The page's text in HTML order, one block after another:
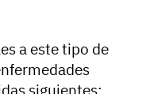
a este tipo de
siguientes: